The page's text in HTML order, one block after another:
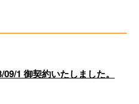
09/1 御契約いたしました。